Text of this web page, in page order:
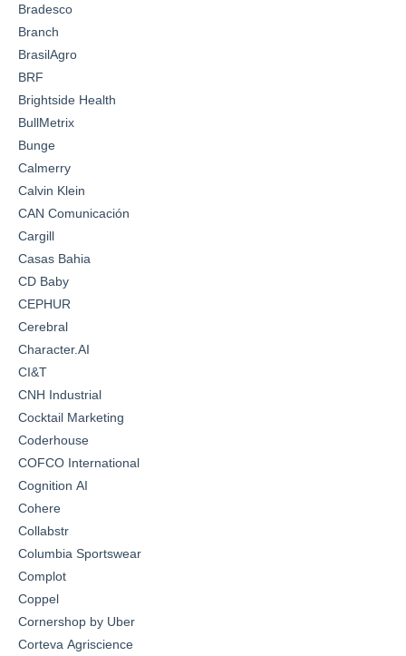
Bradesco
Branch
BrasilAgro
BRF
Brightside Health
BullMetrix
Bunge
Calmerry
Calvin Klein
CAN Comunicación
Cargill
Casas Bahia
CD Baby
CEPHUR
Cerebral
Character.AI
CI&T
CNH Industrial
Cocktail Marketing
Coderhouse
COFCO International
Cognition AI
Cohere
Collabstr
Columbia Sportswear
Complot
Coppel
Cornershop by Uber
Corteva Agriscience